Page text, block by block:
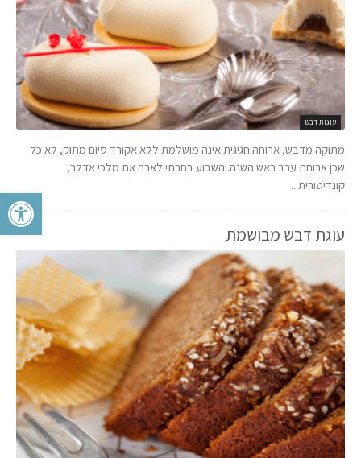
פתח
עוגות דבש
מתוקה מדבש, ארוחה חגיגית אינה מושלמת ללא אקורד סיום מתוק, לא כל
שכן ארוחת ערב ראש השנה. השבוע בחרתי לארח את מלכי אדלר,
קונדיטורית...
עוגת דבש מבושמת